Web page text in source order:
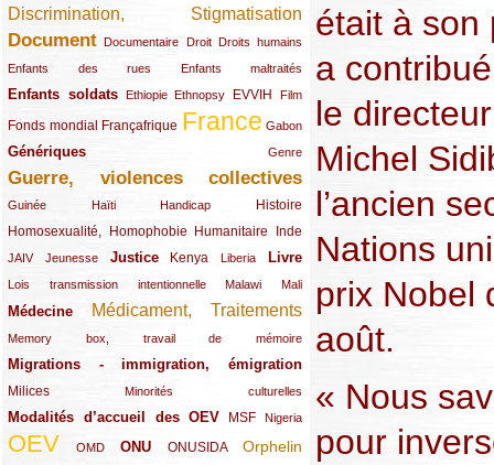
Discrimination, Stigmatisation
(131/289)
Document
(145/289) Documentaire
(9/289) Droit
(20/289) Droits humains
(22/289)
Enfants des rues
(21/289) Enfants maltraités
(10/289)
Enfants soldats
(68/289) Ethiopie
(12/289) Ethnopsy
(15/289) EVVIH
(55/289) Film
(22/289)
Fonds mondial
(48/289) Françafrique
(39/289) France
(289/289) Gabon
(12/289)
Génériques
(59/289) Genre
(22/289)
Guerre, violences collectives
(149/289)
Guinée
(12/289) Haïti
(15/289) Handicap
(10/289) Histoire
(49/289)
Homosexualité, Homophobie
(44/289) Humanitaire
(47/289) Inde
(34/289)
JAIV
(10/289)Jeunesse
(21/289) Justice
(65/289) Kenya
(35/289) Liberia
(25/289) Livre
(62/289)
Lois transmission intentionnelle
(24/289) Malawi
(11/289) Mali
(21/289)
Médecine
(62/289) Médicament, Traitements
(142/289)
Memory box, travail de mémoire
(11/289)
Migrations - immigration, émigration
(67/289)
Milices
(34/289) Minorités culturelles
(15/289)
Modalités d’accueil des OEV
(58/289) MSF
(54/289) Nigeria
(27/289)
OEV
(269/289) OMD
(26/289) ONU
(58/289) ONUSIDA
(44/289) Orphelin
(112/289)
était à son
a
le
Michel
l’ancien
Nations
prix Nobel
août.
« Nous
pour